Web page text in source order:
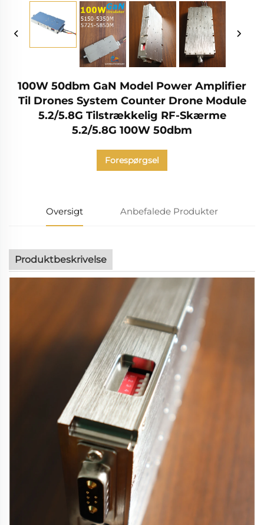
100W 50dbm GaN Model Power Amplifier
Til Drones System Counter Drone Module
5.2/5.8G Tilstrækkelig RF-Skærme
5.2/5.8G 100W 50dbm
Forespørgsel
Oversigt Anbefalede Produkter
Produktbeskrivelse